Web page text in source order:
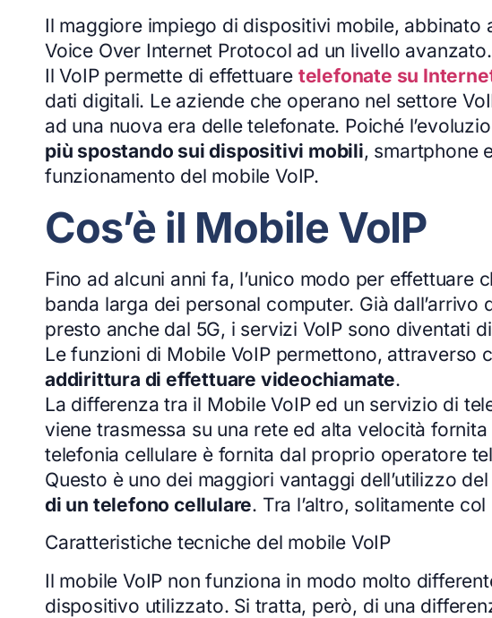
Il maggiore impiego di dispositivi mobile, abbinato
Voice Over Internet Protocol ad un livello avanzato.
Il VoIP permette di effettuare telefonate su
dati digitali. Le aziende che operano nel settore
ad una nuova era delle telefonate. Poiché
più spostando sui dispositivi mobili, smartphone
funzionamento del mobile VoIP.
Cos’è il Mobile VoIP
Fino ad alcuni anni fa, l’unico modo per
banda larga dei personal computer. Già
presto anche dal 5G, i servizi VoIP sono diventati
Le funzioni di Mobile VoIP permettono, attraverso
addirittura di effettuare videochiamate.
La differenza tra il Mobile VoIP ed un servizio di
viene trasmessa su una rete ed alta velocità
telefonia cellulare è fornita dal proprio operatore
Questo è uno dei maggiori vantaggi dell’utilizzo
di un telefono cellulare. Tra l’altro, solitamente
Caratteristiche tecniche del mobile VoIP
Il mobile VoIP non funziona in modo molto
dispositivo utilizzato. Si tratta, però, di una